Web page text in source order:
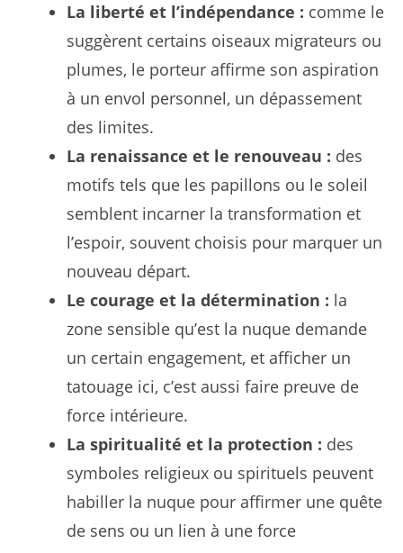
La liberté et l’indépendance : comme le
suggèrent certains oiseaux migrateurs ou
plumes, le porteur affirme son aspiration
à un envol personnel, un dépassement
des limites.
La renaissance et le renouveau : des
motifs tels que les papillons ou le soleil
semblent incarner la transformation et
l’espoir, souvent choisis pour marquer un
nouveau départ.
Le courage et la détermination : la
zone sensible qu’est la nuque demande
un certain engagement, et afficher un
tatouage ici, c’est aussi faire preuve de
force intérieure.
La spiritualité et la protection : des
symboles religieux ou spirituels peuvent
habiller la nuque pour affirmer une quête
de sens ou un lien à une force